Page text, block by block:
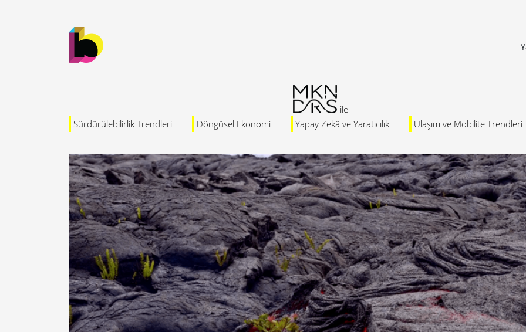
Sürdürülebilirlik Trendleri Döngüsel Ekonomi Yapay Zekâ ve Yaratıcılık Ulaşım ve Mobilite Trendleri